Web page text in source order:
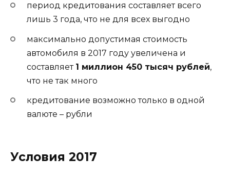
период кредитования составляет всего
лишь 3 года, что не для всех выгодно
максимально допустимая стоимость
автомобиля в 2017 году увеличена и
составляет 1 миллион 450 тысяч рублей,
что не так много
кредитование возможно только в одной
валюте – рубли
Условия 2017